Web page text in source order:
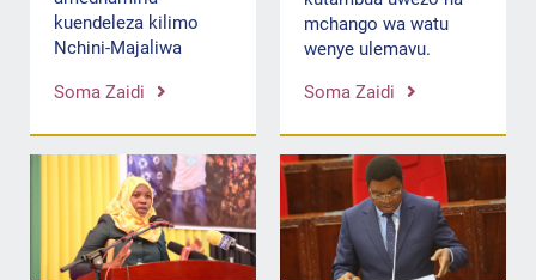
kuendeleza kilimo
Nchini-Majaliwa
Soma Zaidi
mchango wa watu
wenye ulemavu.
Soma Zaidi